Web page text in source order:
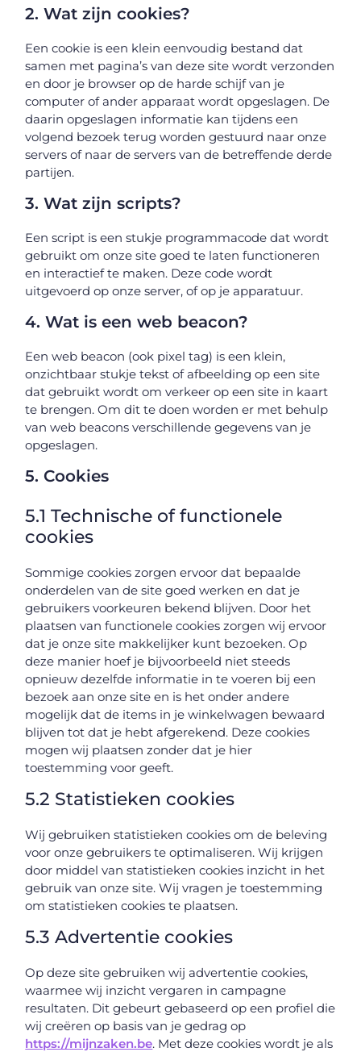
2. Wat zijn cookies?
Een cookie is een klein eenvoudig bestand dat
samen met pagina’s van deze site wordt verzonden
en door je browser op de harde schijf van je
computer of ander apparaat wordt opgeslagen. De
daarin opgeslagen informatie kan tijdens een
volgend bezoek terug worden gestuurd naar onze
servers of naar de servers van de betreffende derde
partijen.
3. Wat zijn scripts?
Een script is een stukje programmacode dat wordt
gebruikt om onze site goed te laten functioneren
en interactief te maken. Deze code wordt
uitgevoerd op onze server, of op je apparatuur.
4. Wat is een web beacon?
Een web beacon (ook pixel tag) is een klein,
onzichtbaar stukje tekst of afbeelding op een site
dat gebruikt wordt om verkeer op een site in kaart
te brengen. Om dit te doen worden er met behulp
van web beacons verschillende gegevens van je
opgeslagen.
5. Cookies
5.1 Technische of functionele
cookies
Sommige cookies zorgen ervoor dat bepaalde
onderdelen van de site goed werken en dat je
gebruikers voorkeuren bekend blijven. Door het
plaatsen van functionele cookies zorgen wij ervoor
dat je onze site makkelijker kunt bezoeken. Op
deze manier hoef je bijvoorbeeld niet steeds
opnieuw dezelfde informatie in te voeren bij een
bezoek aan onze site en is het onder andere
mogelijk dat de items in je winkelwagen bewaard
blijven tot dat je hebt afgerekend. Deze cookies
mogen wij plaatsen zonder dat je hier
toestemming voor geeft.
5.2 Statistieken cookies
Wij gebruiken statistieken cookies om de beleving
voor onze gebruikers te optimaliseren. Wij krijgen
door middel van statistieken cookies inzicht in het
gebruik van onze site. Wij vragen je toestemming
om statistieken cookies te plaatsen.
5.3 Advertentie cookies
Op deze site gebruiken wij advertentie cookies,
waarmee wij inzicht vergaren in campagne
resultaten. Dit gebeurt gebaseerd op een profiel die
wij creëren op basis van je gedrag op
https://mijnzaken.be. Met deze cookies wordt je als